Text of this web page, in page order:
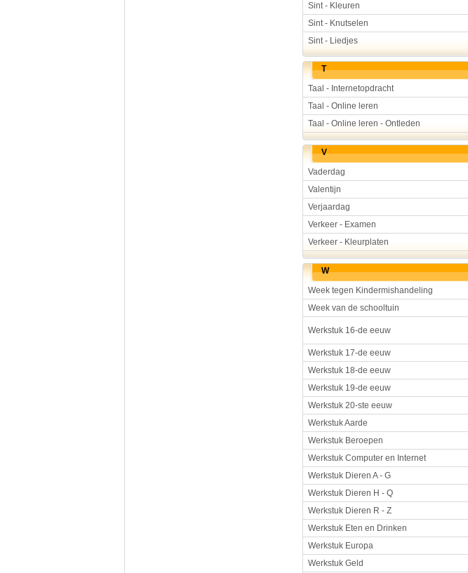
Sint - Kleuren
Sint - Knutselen
Sint - Liedjes
T
Taal - Internetopdracht
Taal - Online leren
Taal - Online leren - Ontleden
V
Vaderdag
Valentijn
Verjaardag
Verkeer - Examen
Verkeer - Kleurplaten
W
Week tegen Kindermishandeling
Week van de schooltuin
Werkstuk 16-de eeuw
Werkstuk 17-de eeuw
Werkstuk 18-de eeuw
Werkstuk 19-de eeuw
Werkstuk 20-ste eeuw
Werkstuk Aarde
Werkstuk Beroepen
Werkstuk Computer en Internet
Werkstuk Dieren A - G
Werkstuk Dieren H - Q
Werkstuk Dieren R - Z
Werkstuk Eten en Drinken
Werkstuk Europa
Werkstuk Geld